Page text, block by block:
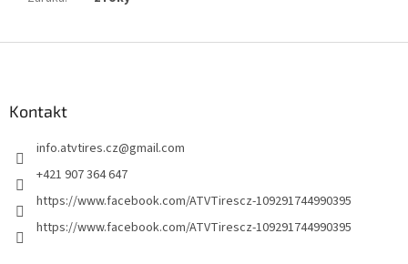
Kontakt
info.atvtires.cz@gmail.com
+421 907 364 647
https://www.facebook.com/ATVTirescz-109291744990395
https://www.facebook.com/ATVTirescz-109291744990395